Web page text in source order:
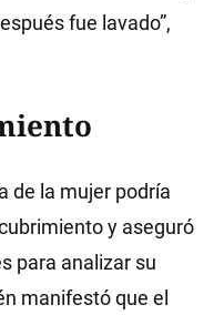
fue lavado”,
de la mujer podría
y aseguró
para analizar su
manifestó que el